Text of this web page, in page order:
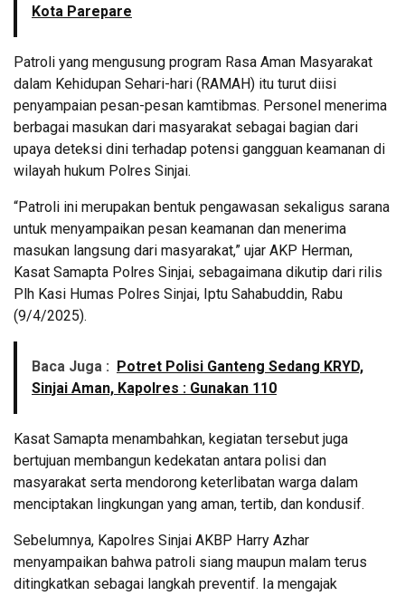
Kota Parepare
Patroli yang mengusung program Rasa Aman Masyarakat
dalam Kehidupan Sehari-hari (RAMAH) itu turut diisi
penyampaian pesan-pesan kamtibmas. Personel menerima
berbagai masukan dari masyarakat sebagai bagian dari
upaya deteksi dini terhadap potensi gangguan keamanan di
wilayah hukum Polres Sinjai.
“Patroli ini merupakan bentuk pengawasan sekaligus sarana
untuk menyampaikan pesan keamanan dan menerima
masukan langsung dari masyarakat,” ujar AKP Herman,
Kasat Samapta Polres Sinjai, sebagaimana dikutip dari rilis
Plh Kasi Humas Polres Sinjai, Iptu Sahabuddin, Rabu
(9/4/2025).
Baca Juga :
Potret Polisi Ganteng Sedang KRYD,
Sinjai Aman, Kapolres : Gunakan 110
Kasat Samapta menambahkan, kegiatan tersebut juga
bertujuan membangun kedekatan antara polisi dan
masyarakat serta mendorong keterlibatan warga dalam
menciptakan lingkungan yang aman, tertib, dan kondusif.
Sebelumnya, Kapolres Sinjai AKBP Harry Azhar
menyampaikan bahwa patroli siang maupun malam terus
ditingkatkan sebagai langkah preventif. Ia mengajak